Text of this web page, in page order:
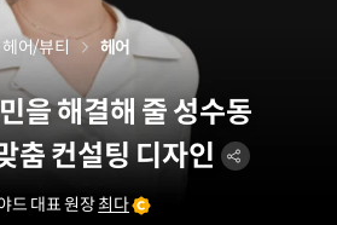
을 해결해 줄 성수동
춤 컨설팅 디자인
드 대표 원장최다
헤어/뷰티 헤어